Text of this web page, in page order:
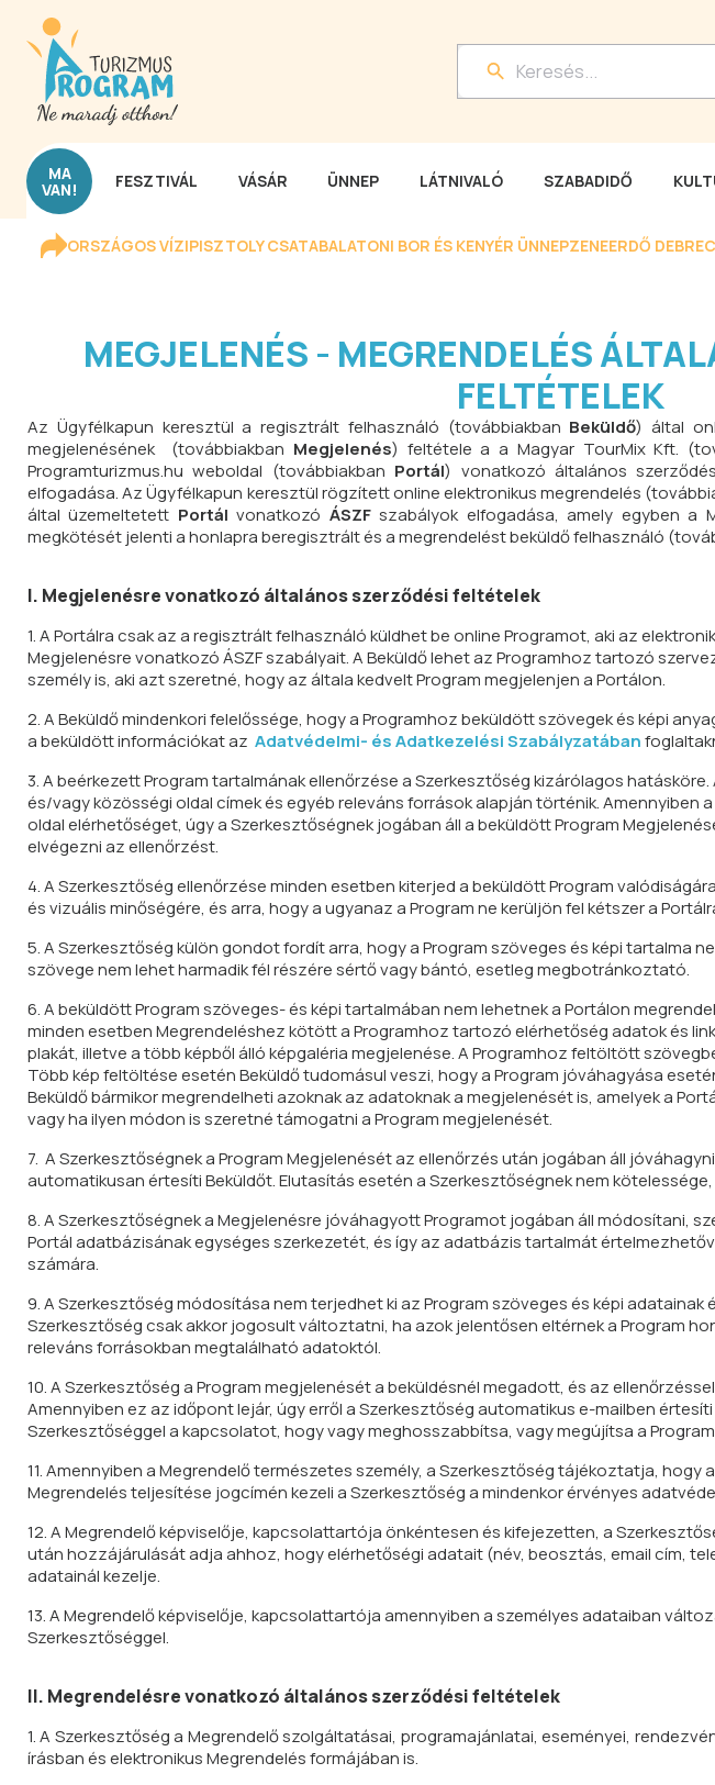
MA
VAN! FESZTIVÁL VÁSÁR ÜNNEP LÁTNIVALÓ SZABADIDŐ
ORSZÁGOS VÍZIPISZTOLY CSATABALATONI BOR ÉS KENYÉR ÜNNEPZENEERDŐ
MEGJELENÉS - MEGRENDELÉS
FELTÉTELEK
Az Ügyfélkapun keresztül a regisztrált felhasználó (továbbiakban Beküldő) által
megjelenésének (továbbiakban Megjelenés) feltétele a a Magyar TourMix Kft.
Programturizmus.hu weboldal (továbbiakban Portál) vonatkozó általános
elfogadása.Az Ügyfélkapun keresztül rögzített online elektronikus megrendelés
által üzemeltetett Portál vonatkozó ÁSZFszabályok elfogadása, amely egyben a
megkötését jelenti a honlapra beregisztrált és a megrendelést beküldő felhasználó
I. Megjelenésre vonatkozó általános szerződési feltételek
1. A Portálra csak az a regisztrált felhasználó küldhet be online Programot, aki az
Megjelenésre vonatkozó ÁSZF szabályait. A Beküldő lehet az Programhoz tartozó
személy is, aki azt szeretné, hogy az általa kedvelt Program megjelenjen a Portálon.
2. A Beküldő mindenkori felelőssége, hogy a Programhoz beküldött szövegek és képi
a beküldött információkat az Adatvédelmi- és Adatkezelési Szabályzatában
3. A beérkezett Program tartalmának ellenőrzése a Szerkesztőség kizárólagos
és/vagy közösségi oldal címek és egyéb releváns források alapján történik. Amennyiben
oldal elérhetőséget, úgy a Szerkesztőségnek jogában áll a beküldött Program
elvégezni az ellenőrzést.
4. A Szerkesztőség ellenőrzése minden esetben kiterjed a beküldött Program
és vizuális minőségére, és arra, hogy a ugyanaz a Program ne kerüljön fel kétszer a
5. A Szerkesztőség külön gondot fordít arra, hogy a Program szöveges és képi tartalma
szövege nem lehet harmadik fél részére sértő vagy bántó, esetleg megbotránkoztató.
6. A beküldött Program szöveges- és képi tartalmában nem lehetnek a Portálon
minden esetben Megrendeléshez kötött a Programhoz tartozó elérhetőség adatok és
plakát, illetve a több képből álló képgaléria megjelenése. A Programhoz feltöltött
Több kép feltöltése esetén Beküldő tudomásul veszi, hogy a Program jóváhagyása
Beküldő bármikor megrendelheti azoknak az adatoknak a megjelenését is, amelyek a
vagy ha ilyen módon is szeretné támogatni a Program megjelenését.
7. A Szerkesztőségnek a Program Megjelenését az ellenőrzés után jogában áll
automatikusan értesíti Beküldőt. Elutasítás esetén a Szerkesztőségnek nem
8. A Szerkesztőségnek a Megjelenésre jóváhagyott Programot jogában áll módosítani,
Portál adatbázisának egységes szerkezetét, és így az adatbázis tartalmát
számára.
9. A Szerkesztőség módosítása nem terjedhet ki az Program szöveges és képi adatainak
Szerkesztőség csak akkor jogosult változtatni, ha azok jelentősen eltérnek a Program
releváns forrásokban megtalálható adatoktól.
10. A Szerkesztőség a Program megjelenését a beküldésnél megadott, és az
Amennyiben ez az időpont lejár, úgy erről a Szerkesztőség automatikus e-mailben
Szerkesztőséggel a kapcsolatot, hogy vagy meghosszabbítsa, vagy megújítsa a
11. Amennyiben a Megrendelő természetes személy, a Szerkesztőség tájékoztatja,
Megrendelés teljesítése jogcímén kezeli a Szerkesztőség a mindenkor érvényes
12. A Megrendelő képviselője, kapcsolattartója önkéntesen és kifejezetten, a
után hozzájárulását adja ahhoz, hogy elérhetőségi adatait (név, beosztás, email cím,
adatainál kezelje.
13. A Megrendelő képviselője, kapcsolattartója amennyiben a személyes adataiban
Szerkesztőséggel.
II. Megrendelésre vonatkozó általános szerződési feltételek
1. A Szerkesztőség a Megrendelő szolgáltatásai, programajánlatai, eseményei,
írásban és elektronikus Megrendelés formájában is.